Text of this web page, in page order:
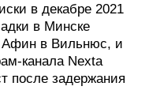
в декабре 2021
в Минске
Афин в Вильнюс, и
канала Nexta
после задержания